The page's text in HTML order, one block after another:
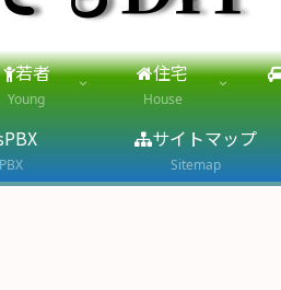
若者
Young
住宅
House
サイトマップ
Sitemap